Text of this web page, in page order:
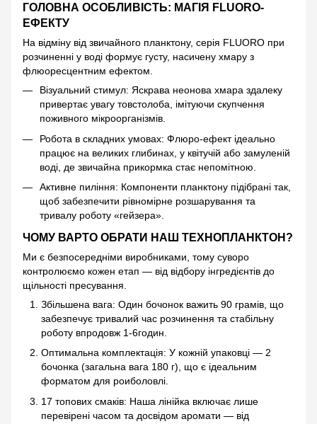
ГОЛОВНА ОСОБЛИВІСТЬ: МАГІЯ FLUORO-
ЕФЕКТУ
На відміну від звичайного планктону, серія FLUORO при
розчиненні у воді формує густу, насичену хмару з
флюоресцентним ефектом.
Візуальний стимул: Яскрава неонова хмара здалеку
привертає увагу товстолоба, імітуючи скупчення
поживного мікроорганізмів.
Робота в складних умовах: Флюро-ефект ідеально
працює на великих глибинах, у квітучій або замуленій
воді, де звичайна прикормка стає непомітною.
Активне пиління: Компоненти планктону підібрані так,
щоб забезпечити рівномірне розшарування та
тривалу роботу «гейзера».
ЧОМУ ВАРТО ОБРАТИ НАШ ТЕХНОПЛАНКТОН?
Ми є безпосередніми виробниками, тому суворо
контролюємо кожен етап — від відбору інгредієнтів до
щільності пресування.
Збільшена вага: Один бочонок важить 90 грамів, що
забезпечує тривалий час розчинення та стабільну
роботу впродовж 1-6годин.
Оптимальна комплектація: У кожній упаковці — 2
бочонка (загальна вага 180 г), що є ідеальним
форматом для роиболовлі.
17 топових смаків: Наша лінійка включає лише
перевірені часом та досвідом аромати — від